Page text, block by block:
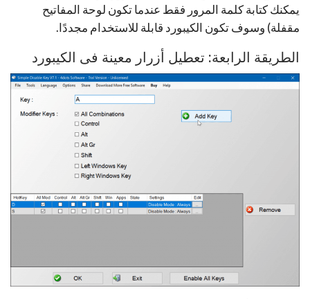
يمكنك كتابة كلمة المرور فقط عندما تكون لوحة المفاتيح
مقفلة) وسوف تكون الكيبورد قابلة للاستخدام مجددًا.
الطريقة الرابعة: تعطيل أزرار معينة فى الكيبورد